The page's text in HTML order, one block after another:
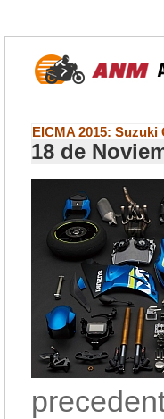
EICMA 2015: Suzuki
18 de